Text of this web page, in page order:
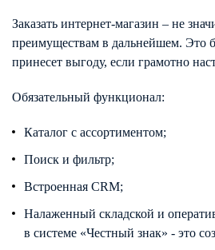
Заказать интернет-магазин – не
преимуществам в дальнейшем. Это
принесет выгоду, если грамотно
Обязательный функционал:
Каталог с ассортиментом;
Поиск и фильтр;
Встроенная CRM;
Налаженный складской и
в системе «Честный знак» - это